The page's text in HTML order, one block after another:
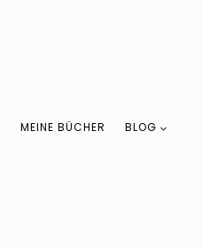
MEINE BÜCHER BLOG